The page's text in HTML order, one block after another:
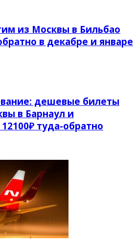
из Москвы в Бильбао
в декабре и январе
дешевые билеты
в Барнаул и
туда-обратно